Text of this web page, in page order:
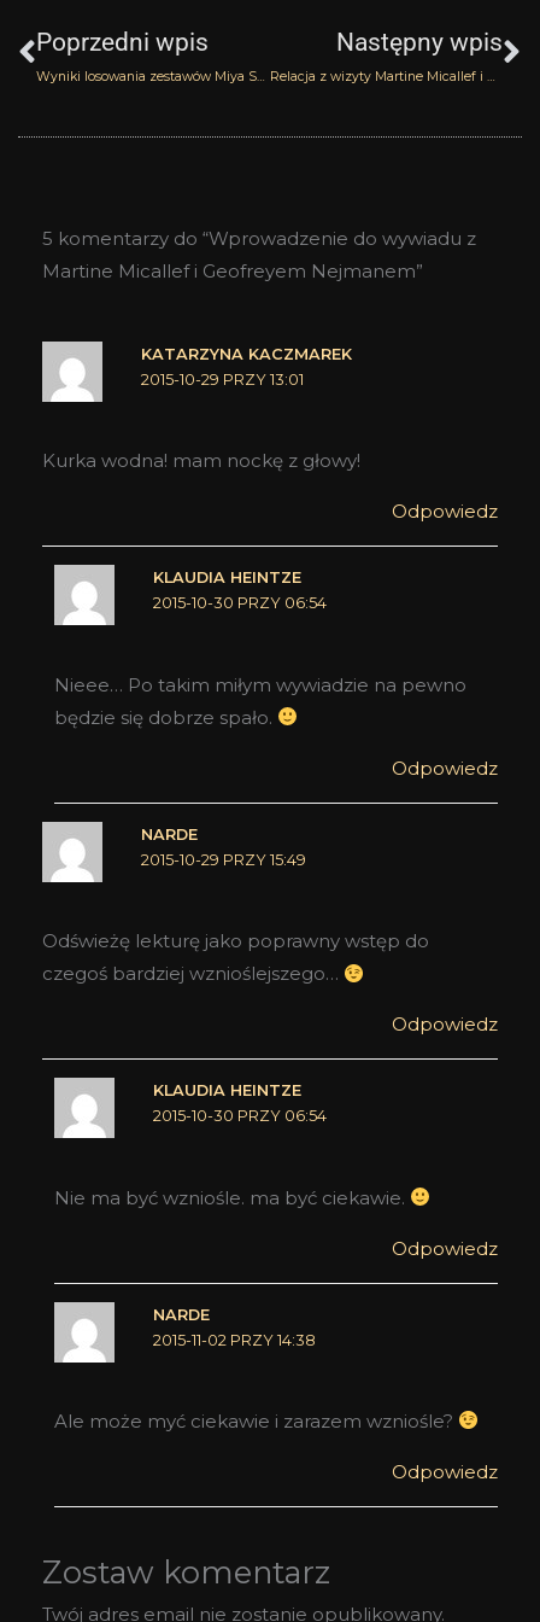
Poprzedni wpis
Wyniki losowania zestawów Miya Shinma
Następny wpis
Relacja z wizyty Martine Micallef i Geoffreya Nejmana w Perfumerii Quality Missala
5 komentarzy do “Wprowadzenie do wywiadu z
Martine Micallef i Geofreyem Nejmanem”
KATARZYNA KACZMAREK
2015-10-29 PRZY 13:01
Kurka wodna! mam nockę z głowy!
Odpowiedz
KLAUDIA HEINTZE
2015-10-30 PRZY 06:54
Nieee… Po takim miłym wywiadzie na pewno
będzie się dobrze spało.
Odpowiedz
NARDE
2015-10-29 PRZY 15:49
Odświeżę lekturę jako poprawny wstęp do
czegoś bardziej wznioślejszego…
Odpowiedz
KLAUDIA HEINTZE
2015-10-30 PRZY 06:54
Nie ma być wzniośle. ma być ciekawie.
Odpowiedz
NARDE
2015-11-02 PRZY 14:38
Ale może myć ciekawie i zarazem wzniośle?
Odpowiedz
Zostaw komentarz
Twój adres email nie zostanie opublikowany.